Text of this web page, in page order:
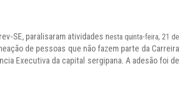
SE, paralisaram atividades nesta quinta-feira, 21 de
de pessoas que não fazem parte da Carreira
Executiva da capital sergipana. A adesão foi de